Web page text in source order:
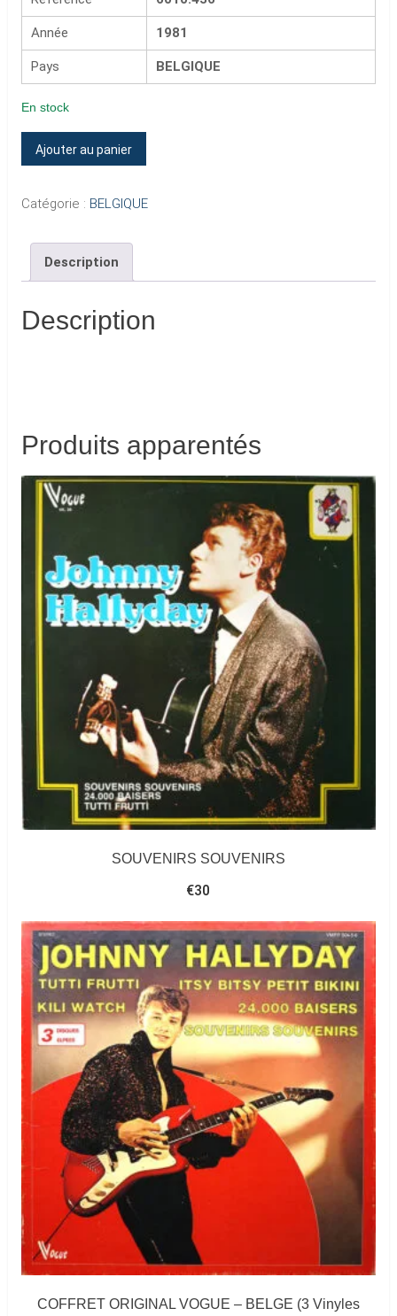
Année 1981
Pays BELGIQUE
En stock
quantité
de
CHEVALIERS
CIEL
Ajouter au panier
Catégorie : BELGIQUE
Description
Description
Produits apparentés
SOUVENIRS SOUVENIRS
€30
COFFRET ORIGINAL VOGUE – BELGE (3 Vinyles